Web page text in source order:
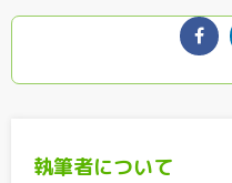
執筆者について